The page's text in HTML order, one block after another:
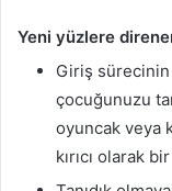
Yeni yüzlere
Giriş sürecinin
çocuğunuzu
oyuncak veya
kırıcı olarak